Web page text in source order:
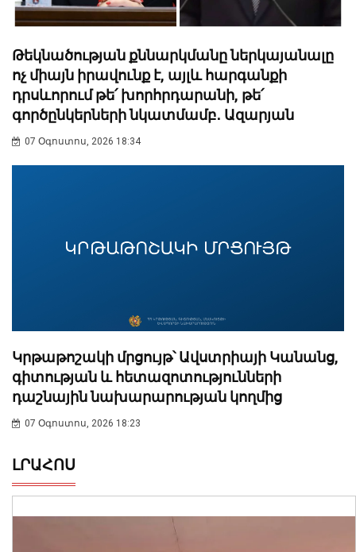
Թեկնածության քննարկմանը ներկայանալը
ոչ միայն իրավունք է, այլև հարգանքի
դրսևորում թե՛ խորհրդարանի, թե՛
գործընկերների նկատմամբ․ Ազարյան
07 Օգոստոս, 2026 18:34
Կրթաթոշակի մրցույթ՝ Ավստրիայի Կանանց,
գիտության և հետազոտությունների
դաշնային նախարարության կողմից
07 Օգոստոս, 2026 18:23
ԼՐԱՀՈՍ